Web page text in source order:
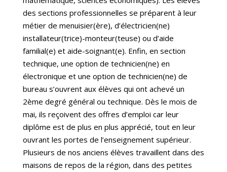
des sections professionnelles se préparent à leur
métier de menuisier(ère), d’électricien(ne)
installateur(trice)-monteur(teuse) ou d’aide
familial(e) et aide-soignant(e). Enfin, en section
technique, une option de technicien(ne) en
électronique et une option de technicien(ne) de
bureau s’ouvrent aux élèves qui ont achevé un
2ème degré général ou technique. Dès le mois de
mai, ils reçoivent des offres d’emploi car leur
diplôme est de plus en plus apprécié, tout en leur
ouvrant les portes de l’enseignement supérieur.
Plusieurs de nos anciens élèves travaillent dans des
maisons de repos de la région, dans des petites